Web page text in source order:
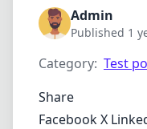
Admin
Published 1
Category: Test
Share
FacebookX